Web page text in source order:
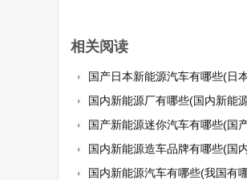
相关阅读
国产日本新能源汽车有哪些(日
国内新能源厂有哪些(国内新能
国产新能源迷你汽车有哪些(国
国内新能源造车品牌有哪些(国
国内新能源汽车有哪些(我国有